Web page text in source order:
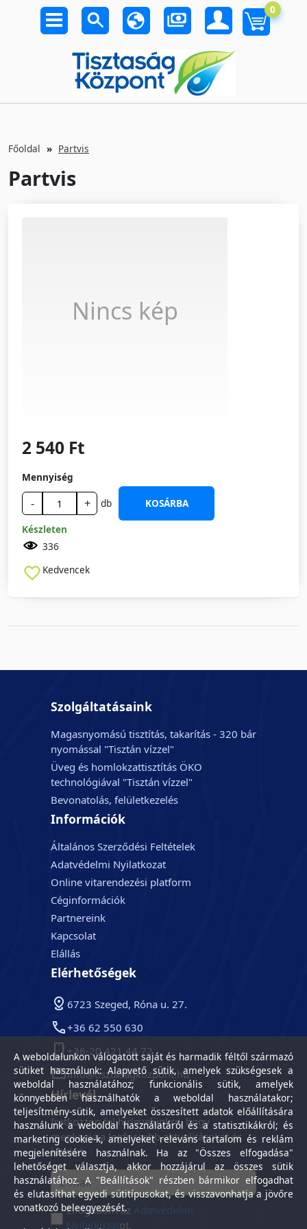
0
Főoldal Partvis
Partvis
Nincs kép
2 540 Ft
Mennyiség
- + db
KOSÁRBA
Készleten
336
Kedvencek
Szolgáltatásaink
Magasnyomású tisztítás, takarítás - 320 bár
nyomással "Tisztán vízzel"
Üveg és homlokzattisztítás ÖKO
technológiával "Tisztán vízzel"
Bevonatolás, felületkezelés
Információk
Általános Szerződési Feltételek
Adatvédelmi Nyilatkozat
Online vitarendezési platform
Céginformációk
Partnereink
Kapcsolat
Elállás
Elérhetőségek
6723 Szeged, Róna u. 27.
+36 62 550 630
+36-20 421 44 72
info@tisztasagkozpont.hu
Hírlevél
Iratkozzon fel hírlevelünkre, hogy
megkapja a legfrissebb aktualitásokat és
híreket.
Elfogadom azAdatvédelmi
Nyilatkozatot.
A weboldalunkon válogatott saját és harmadik féltől származó
sütiket használunk: Alapvető sütik, amelyek szükségesek a
weboldal használatához; funkcionális sütik, amelyek
könnyebben használhatók a weboldal használatakor;
teljesítmény-sütik, amelyeket összesített adatok előállítására
használunk a weboldal használatáról és a statisztikákról; és
marketing cookie-k, amelyeket releváns tartalom és reklám
megjelenítésére használnak. Ha az "Összes elfogadása"
lehetőséget választja, akkor hozzájárul az összes sütik
használatához. A "Beállítások" részben bármikor elfogadhat
és elutasíthat egyedi sütitípusokat, és visszavonhatja a jövőre
vonatkozó beleegyezését.